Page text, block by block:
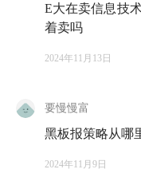
E大在卖信息技
着卖吗
2024年11月13日
要慢慢富
黑板报策略从哪
2024年11月9日